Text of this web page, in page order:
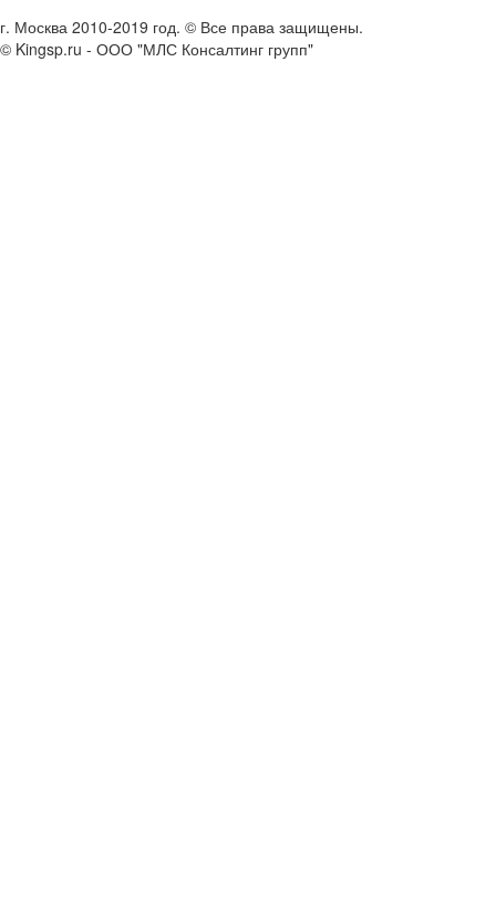
г. Москва 2010-2019 год. © Все права защищены.
© Kingsp.ru - ООО "МЛС Консалтинг групп"